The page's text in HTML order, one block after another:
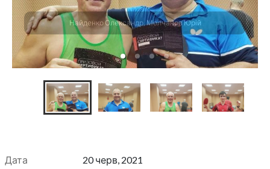
Найденко Олександр, Молчанов Юрій
Дата
20 черв, 2021